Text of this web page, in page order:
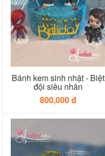
Bánh kem sinh nhật - Biệt
đội siêu nhân
800,000 đ